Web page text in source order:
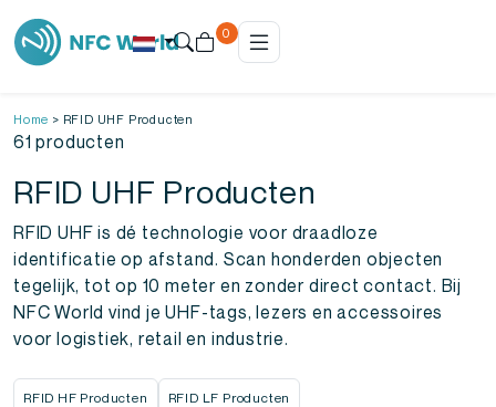
0
Home > RFID UHF Producten
61 producten
RFID UHF Producten
RFID UHF is dé technologie voor draadloze
identificatie op afstand. Scan honderden objecten
tegelijk, tot op 10 meter en zonder direct contact. Bij
NFC World vind je UHF-tags, lezers en accessoires
voor logistiek, retail en industrie.
RFID HF Producten RFID LF Producten